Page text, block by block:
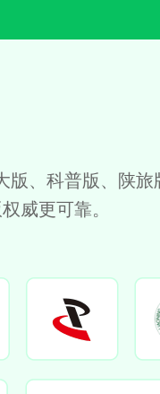
、科普版、陕旅
威更可靠。